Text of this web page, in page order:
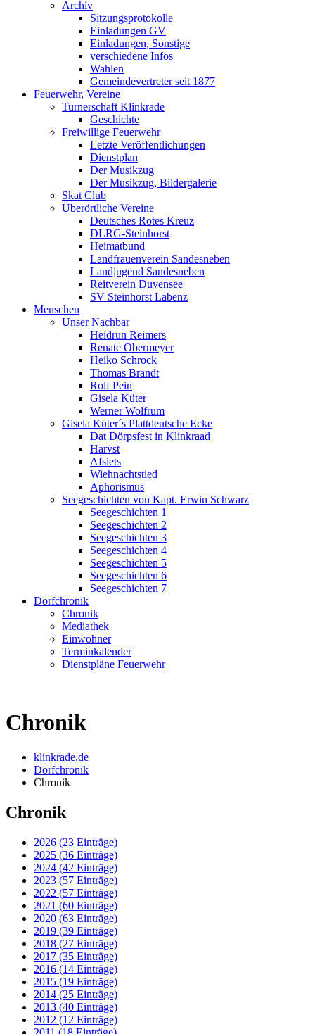
Archiv
Sitzungsprotokolle
Einladungen GV
Einladungen, Sonstige
verschiedene Infos
Wahlen
Gemeindevertreter seit 1877
Feuerwehr, Vereine
Turnerschaft Klinkrade
Geschichte
Freiwillige Feuerwehr
Letzte Veröffentlichungen
Dienstplan
Der Musikzug
Der Musikzug, Bildergalerie
Skat Club
Überörtliche Vereine
Deutsches Rotes Kreuz
DLRG-Steinhorst
Heimatbund
Landfrauenverein Sandesneben
Landjugend Sandesneben
Reitverein Duvensee
SV Steinhorst Labenz
Menschen
Unser Nachbar
Heidrun Reimers
Renate Obermeyer
Heiko Schrock
Thomas Brandt
Rolf Pein
Gisela Küter
Werner Wolfrum
Gisela Küter´s Plattdeutsche Ecke
Dat Dörpsfest in Klinkraad
Harvst
Afsiets
Wiehnachtstied
Aphorismus
Seegeschichten von Kapt. Erwin Schwarz
Seegeschichten 1
Seegeschichten 2
Seegeschichten 3
Seegeschichten 4
Seegeschichten 5
Seegeschichten 6
Seegeschichten 7
Dorfchronik
Chronik
Mediathek
Einwohner
Terminkalender
Dienstpläne Feuerwehr
Chronik
klinkrade.de
Dorfchronik
Chronik
Chronik
2026 (23 Einträge)
2025 (36 Einträge)
2024 (42 Einträge)
2023 (57 Einträge)
2022 (57 Einträge)
2021 (60 Einträge)
2020 (63 Einträge)
2019 (39 Einträge)
2018 (27 Einträge)
2017 (35 Einträge)
2016 (14 Einträge)
2015 (19 Einträge)
2014 (25 Einträge)
2013 (40 Einträge)
2012 (12 Einträge)